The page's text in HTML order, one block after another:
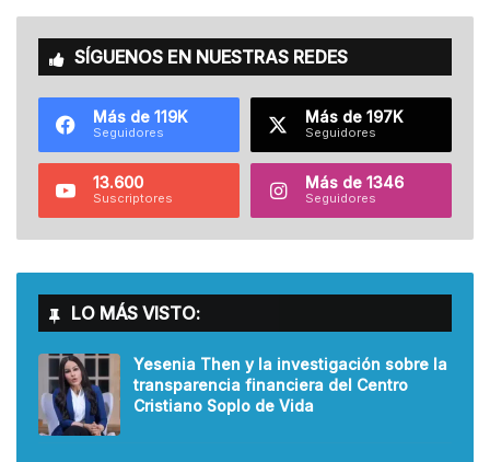
SÍGUENOS EN NUESTRAS REDES
Más de 119K
Seguidores
Más de 197K
Seguidores
13.600
Suscriptores
Más de 1346
Seguidores
LO MÁS VISTO:
Yesenia Then y la investigación sobre la
transparencia financiera del Centro
Cristiano Soplo de Vida